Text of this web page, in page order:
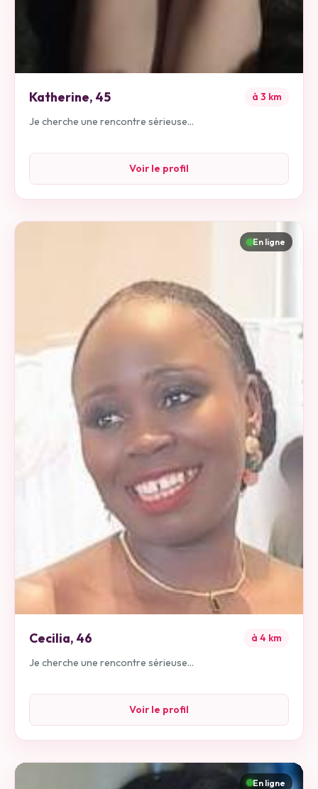
Katherine, 45 à 3 km
Je cherche une rencontre sérieuse...
Voir le profil
En ligne
Cecilia, 46 à 4 km
Je cherche une rencontre sérieuse...
Voir le profil
En ligne